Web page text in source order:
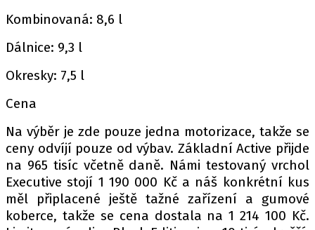
Kombinovaná: 8,6 l
Dálnice: 9,3 l
Okresky: 7,5 l
Cena
Na výběr je zde pouze jedna motorizace, takže se
ceny odvíjí pouze od výbav. Základní Active přijde
na 965 tisíc včetně daně. Námi testovaný vrchol
Executive stojí 1 190 000 Kč a náš konkrétní kus
měl připlacené ještě tažné zařízení a gumové
koberce, takže se cena dostala na 1 214 100 Kč.